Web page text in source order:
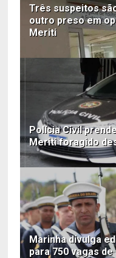
Três suspeitos
outro preso em
Meriti
Polícia Civil
Meriti foragido
Marinha divulga
para 750 vagas